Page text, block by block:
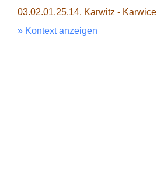
03.02.01.25.14. Karwitz - Karwice
» Kontext anzeigen